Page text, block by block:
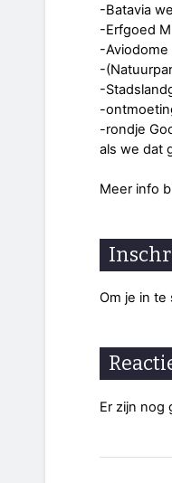
-Batavia
-Erfgoed
-Aviodome
-
-
-
-rondje
als we dat
Meer info
Om je in te
Er zijn nog